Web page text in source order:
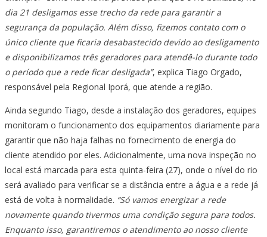
dia 21 desligamos esse trecho da rede para garantir a
segurança da população. Além disso, fizemos contato com o
único cliente que ficaria desabastecido devido ao desligamento
e disponibilizamos três geradores para atendê-lo durante todo
o período que a rede ficar desligada”, explica Tiago Orgado,
responsável pela Regional Iporá, que atende a região.
Ainda segundo Tiago, desde a instalação dos geradores, equipes
monitoram o funcionamento dos equipamentos diariamente para
garantir que não haja falhas no fornecimento de energia do
cliente atendido por eles. Adicionalmente, uma nova inspeção no
local está marcada para esta quinta-feira (27), onde o nível do rio
será avaliado para verificar se a distância entre a água e a rede já
está de volta à normalidade. “Só vamos energizar a rede
novamente quando tivermos uma condição segura para todos.
Enquanto isso, garantiremos o atendimento ao nosso cliente